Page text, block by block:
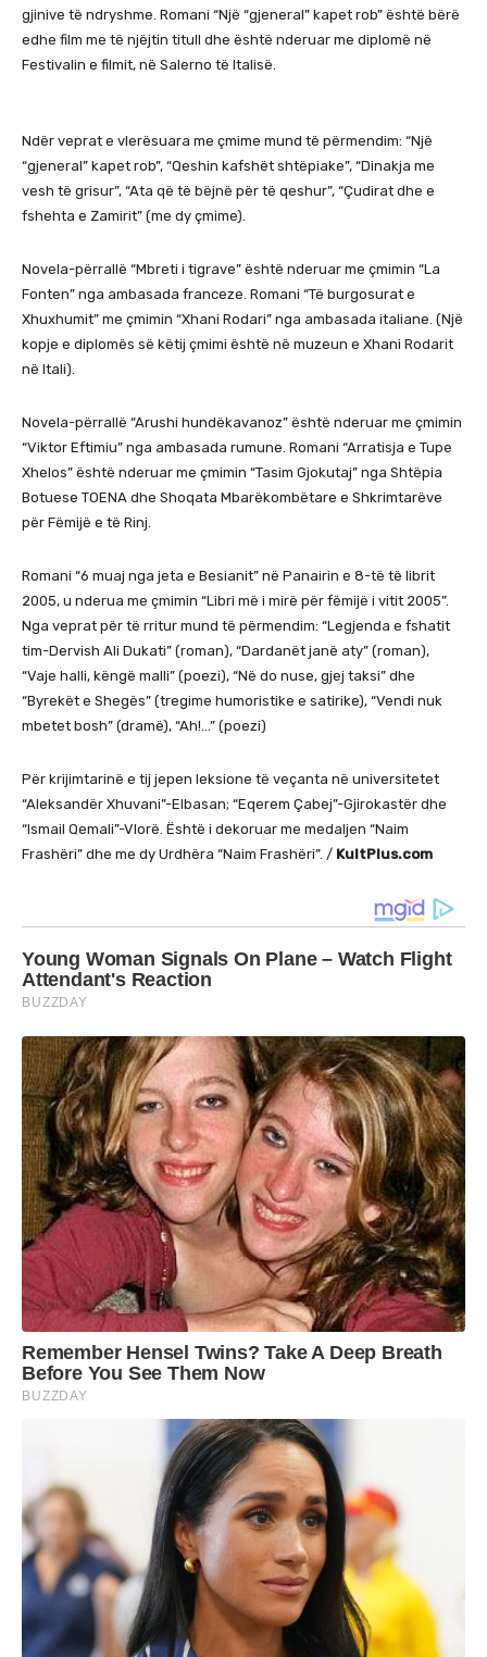
gjinive të ndryshme. Romani “Një “gjeneral” kapet rob” është bërë
edhe film me të njëjtin titull dhe është nderuar me diplomë në
Festivalin e filmit, në Salerno të Italisë.
Ndër veprat e vlerësuara me çmime mund të përmendim: “Një
“gjeneral” kapet rob”, “Qeshin kafshët shtëpiake”, “Dinakja me
vesh të grisur”, “Ata që të bëjnë për të qeshur”, “Çudirat dhe e
fshehta e Zamirit” (me dy çmime).
Novela-përrallë “Mbreti i tigrave” është nderuar me çmimin “La
Fonten” nga ambasada franceze. Romani “Të burgosurat e
Xhuxhumit” me çmimin “Xhani Rodari” nga ambasada italiane. (Një
kopje e diplomës së këtij çmimi është në muzeun e Xhani Rodarit
në Itali).
Novela-përrallë “Arushi hundëkavanoz” është nderuar me çmimin
“Viktor Eftimiu” nga ambasada rumune. Romani “Arratisja e Tupe
Xhelos” është nderuar me çmimin “Tasim Gjokutaj” nga Shtëpia
Botuese TOENA dhe Shoqata Mbarëkombëtare e Shkrimtarëve
për Fëmijë e të Rinj.
Romani “6 muaj nga jeta e Besianit” në Panairin e 8-të të librit
2005, u nderua me çmimin “Libri më i mirë për fëmijë i vitit 2005”.
Nga veprat për të rritur mund të përmendim: “Legjenda e fshatit
tim-Dervish Ali Dukati” (roman), “Dardanët janë aty” (roman),
“Vaje halli, këngë malli” (poezi), “Në do nuse, gjej taksi” dhe
“Byrekët e Shegës” (tregime humoristike e satirike), “Vendi nuk
mbetet bosh” (dramë), “Ah!…” (poezi)
Për krijimtarinë e tij jepen leksione të veçanta në universitetet
“Aleksandër Xhuvani”-Elbasan; “Eqerem Çabej”-Gjirokastër dhe
“Ismail Qemali”-Vlorë. Është i dekoruar me medaljen “Naim
Frashëri” dhe me dy Urdhëra “Naim Frashëri”. / KultPlus.com